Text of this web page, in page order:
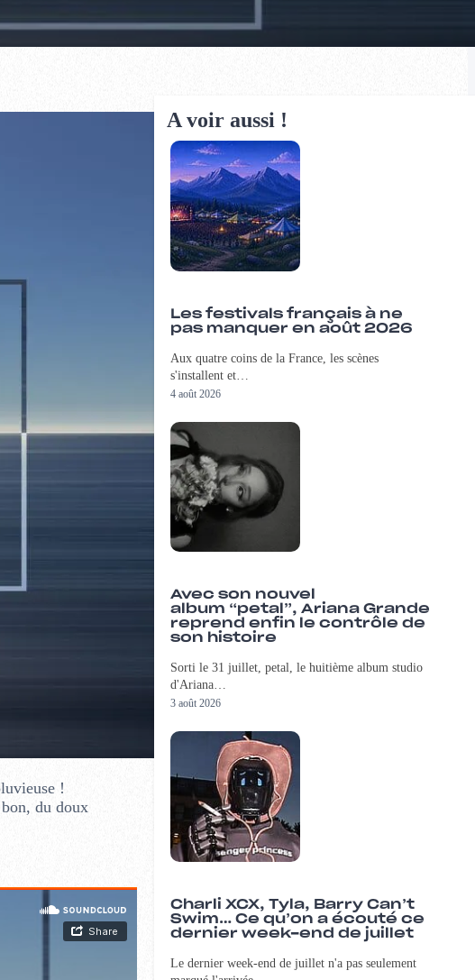
!
du doux
A voir aussi !
Les festivals français à ne
pas manquer en août 2026
Aux quatre coins de la France, les scènes
s'installent et…
4 août 2026
Avec son nouvel
album “petal”, Ariana Grande
reprend enfin le contrôle de
son histoire
Sorti le 31 juillet, petal, le huitième album studio
d'Ariana…
3 août 2026
Charli XCX, Tyla, Barry Can’t
Swim… Ce qu’on a écouté ce
dernier week-end de juillet
Le dernier week-end de juillet n'a pas seulement